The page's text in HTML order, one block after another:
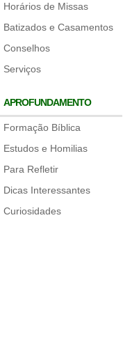
Horários de Missas
Batizados e Casamentos
Conselhos
Serviços
APROFUNDAMENTO
Formação Bíblica
Estudos e Homilias
Para Refletir
Dicas Interessantes
Curiosidades